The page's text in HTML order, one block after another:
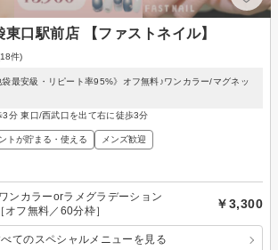
口駅前店 【ファストネイル】
件)
袋最安級・リピート率95%》オフ無料♪ワンカラー/マグネッ
3分 東口/西武口を出て右に徒歩3分
トが貯まる・使える メンズ歓迎
カラーorラメグラデーション
オフ無料／60分枠］
￥3,300
てのスペシャルメニューを見る